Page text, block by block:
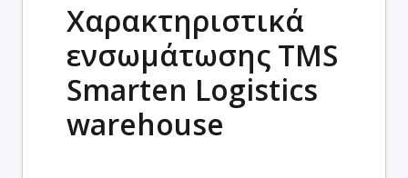
Χαρακτηριστικά
ενσωμάτωσης TMS
Smarten Logistics
warehouse